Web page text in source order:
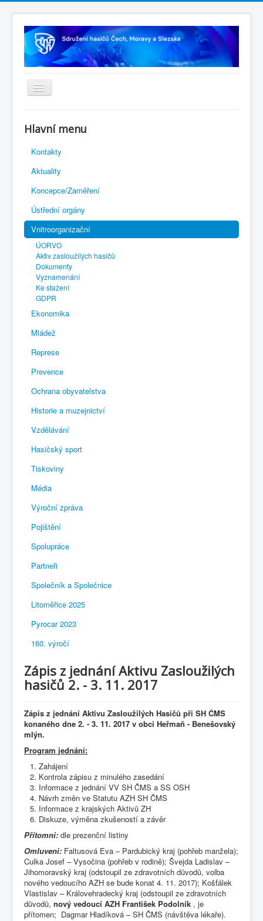
Rejstřík sportu
Novelizace Stanov SH ČMS
Plán činnosti 2026
Kalendář akcí
Výhody pro členy
Portál REDENOX
Hlavní menu
Kontakty
Aktuality
Koncepce/Zaměření
Ústřední orgány
Vnitroorganizační
ÚORVO
Aktiv zasloužilých hasičů
Dokumenty
Vyznamenání
Ke stažení
GDPR
Ekonomika
Mládež
Represe
Prevence
Ochrana obyvatelstva
Historie a muzejnictví
Vzdělávání
Hasičský sport
Tiskoviny
Média
Výroční zpráva
Pojištění
Spolupráce
Partneři
Společník a Společnice
Litoměřice 2025
Pyrocar 2023
160. výročí
Zápis z jednání Aktivu Zasloužilých
hasičů 2. - 3. 11. 2017
Zápis z jednání Aktivu Zasloužilých Hasičů při SH ČMS
konaného dne 2. - 3. 11. 2017 v obci Heřmaň - Benešovský
mlýn.
Program jednání:
Zahájení
Kontrola zápisu z minulého zasedání
Informace z jednání VV SH ČMS a SS OSH
Návrh změn ve Statutu AZH SH ČMS
Informace z krajských Aktivů ZH
Diskuze, výměna zkušeností a závěr
Přítomni: dle prezenční listiny
Omluveni: Faltusová Eva – Pardubický kraj (pohřeb manžela);
Culka Josef – Vysočina (pohřeb v rodině); Švejda Ladislav –
Jihomoravský kraj (odstoupil ze zdravotních důvodů, volba
nového vedoucího AZH se bude konat 4. 11. 2017); Košťálek
Vlastislav – Královehradecký kraj (odstoupil ze zdravotních
důvodů, nový vedoucí AZH František Podolník , je
přítomen; Dagmar Hladíková – SH ČMS (návštěva lékaře).